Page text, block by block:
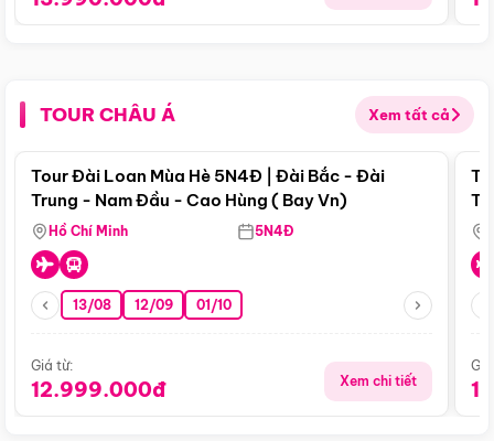
TOUR CHÂU Á Xem tất cả
Điểm nổi bật
Tour Đài Loan Mùa Hè 5N4Đ | Đài Bắc - Đài
Trung - Nam Đầu - Cao Hùng ( Bay Vn)
Hồ Chí Minh 5N4Đ
13/08 12/09 01/10
Giá từ:
12.999.000đ Xem chi tiết